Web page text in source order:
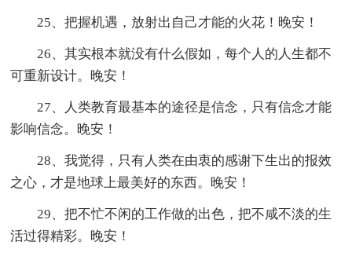
25、把握机遇，放射出自己才能的火花！晚安！
26、其实根本就没有什么假如，每个人的人生都不
可重新设计。晚安！
27、人类教育最基本的途径是信念，只有信念才能
影响信念。晚安！
28、我觉得，只有人类在由衷的感谢下生出的报效
之心，才是地球上最美好的东西。晚安！
29、把不忙不闲的工作做的出色，把不咸不淡的生
活过得精彩。晚安！